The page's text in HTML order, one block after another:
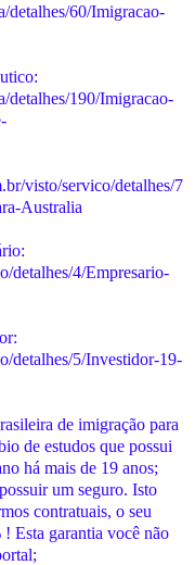
60/Imigracao-
190/Imigracao-
visto/servico/detalhes/7
Australia
detalhes/4/Empresario-
detalhes/5/Investidor-19-
de imigração para
de estudos que possui
há mais de 19 anos;
um seguro. Isto
contratuais, o seu
Esta garantia você não